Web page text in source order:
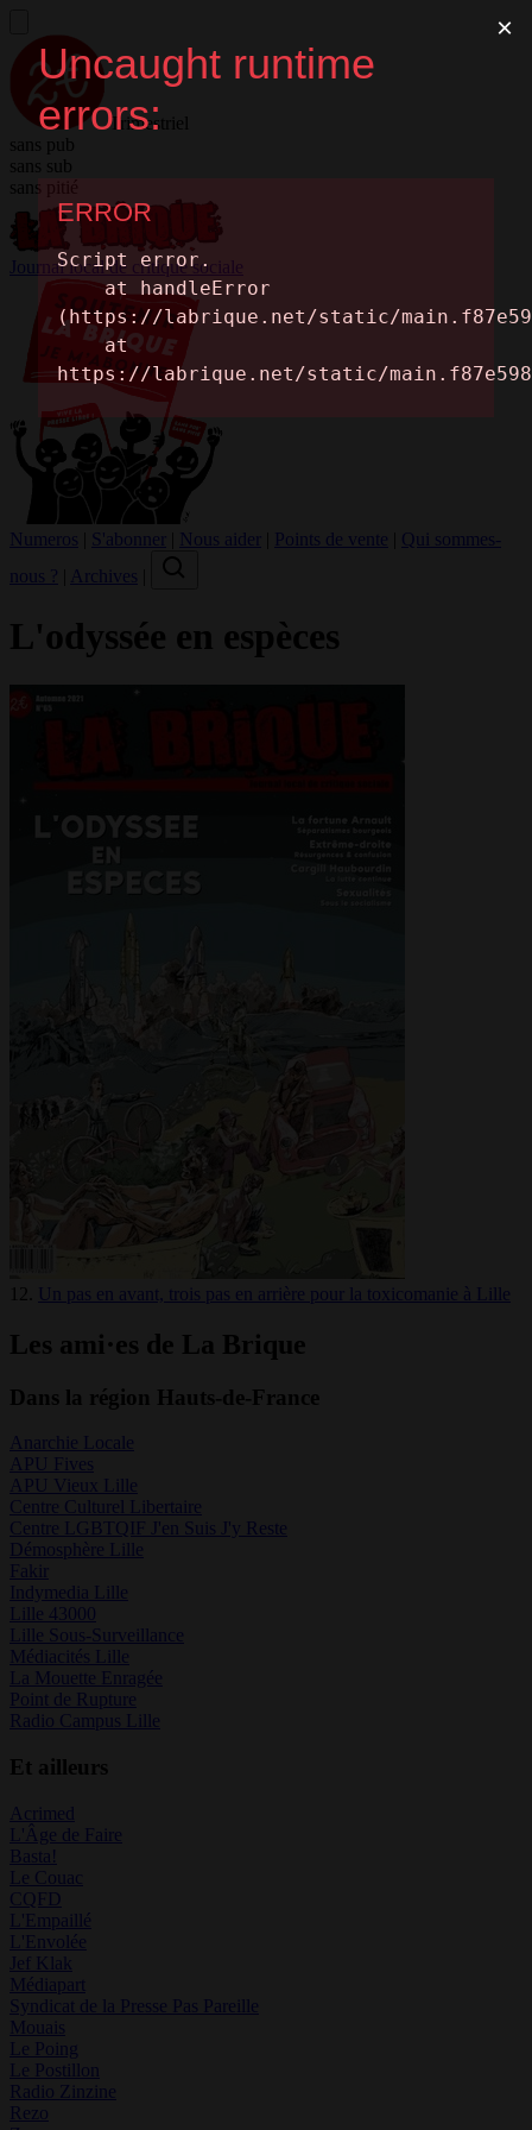
Trimestriel
sans pub
sans sub
sans pitié
Journal local de critique sociale
Numeros S'abonner Nous aider Points de vente
Qui sommes-
nous ?
Archives
L'odyssée en espèces
Un pas en avant, trois pas en arrière pour la toxicomanie à Lille
Les ami·es de La Brique
Dans la région Hauts-de-France
Anarchie Locale
APU Fives
APU Vieux Lille
Centre Culturel Libertaire
Centre LGBTQIF J'en Suis J'y Reste
Démosphère Lille
Fakir
Indymedia Lille
Lille 43000
Lille Sous-Surveillance
Médiacités Lille
La Mouette Enragée
Point de Rupture
Radio Campus Lille
Et ailleurs
Acrimed
L'Âge de Faire
Basta!
Le Couac
CQFD
L'Empaillé
L'Envolée
Jef Klak
Médiapart
Syndicat de la Presse Pas Pareille
Mouais
Le Poing
Le Postillon
Radio Zinzine
Rezo